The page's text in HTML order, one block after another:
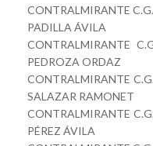
CONTRALMIRANTE
PADILLA ÁVILA
PEDROZA ORDAZ
CONTRALMIRANTE
SALAZAR RAMONET
CONTRALMIRANTE
PÉREZ ÁVILA